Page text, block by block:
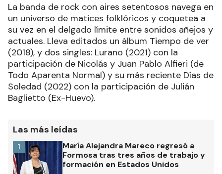
La banda de rock con aires setentosos navega en
un universo de matices folklóricos y coquetea a
su vez en el delgado límite entre sonidos añejos y
actuales. Lleva editados un álbum Tiempo de ver
(2018), y dos singles: Lurano (2021) con la
participación de Nicolás y Juan Pablo Alfieri (de
Todo Aparenta Normal) y su más reciente Días de
Soledad (2022) con la participación de Julián
Baglietto (Ex-Huevo).
Las más leídas
María Alejandra Mareco regresó a
Formosa tras tres años de trabajo y
formación en Estados Unidos
1